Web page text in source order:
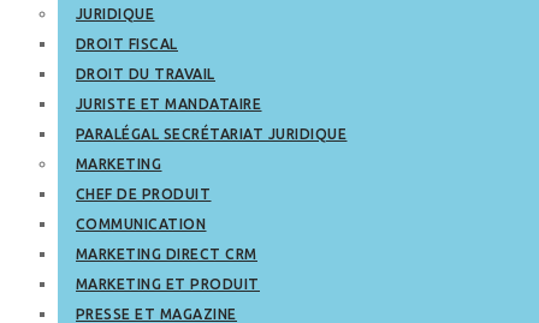
JURIDIQUE
DROIT FISCAL
DROIT DU TRAVAIL
JURISTE ET MANDATAIRE
PARALÉGAL SECRÉTARIAT JURIDIQUE
MARKETING
CHEF DE PRODUIT
COMMUNICATION
MARKETING DIRECT CRM
MARKETING ET PRODUIT
PRESSE ET MAGAZINE